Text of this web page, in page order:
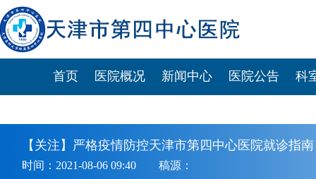
首页 医院概况 新闻中心 医院公告 科
【关注】严格疫情防控天津市第四中心医院就诊指南
时间：2021-08-06 09:40 稿源：